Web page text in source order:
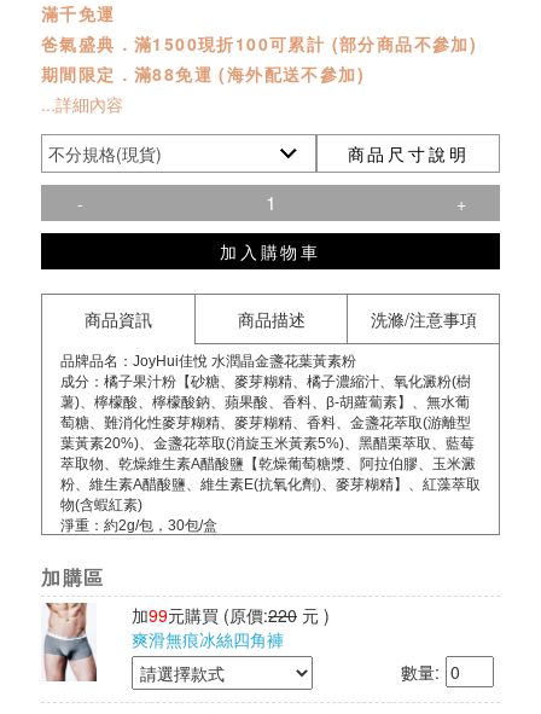
滿千免運
爸氣盛典．滿1500現折100可累計 (部分商品不參加)
期間限定．滿88免運 (海外配送不參加)
...詳細內容
商品尺寸說明
-
+
加入購物車
商品資訊 商品描述 洗滌/注意事項
品牌品名：JoyHui佳悅 水潤晶金盞花葉黃素粉
成分：橘子果汁粉【砂糖、麥芽糊精、橘子濃縮汁、氧化澱粉(樹
薯)、檸檬酸、檸檬酸鈉、蘋果酸、香料、β-胡蘿蔔素】、無水葡
萄糖、難消化性麥芽糊精、麥芽糊精、香料、金盞花萃取(游離型
葉黃素20%)、金盞花萃取(消旋玉米黃素5%)、黑醋栗萃取、藍莓
萃取物、乾燥維生素A醋酸鹽【乾燥葡萄糖漿、阿拉伯膠、玉米澱
粉、維生素A醋酸鹽、維生素E(抗氧化劑)、麥芽糊精】、紅藻萃取
物(含蝦紅素)
淨重：約2g/包，30包/盒
投保內容：已投保富邦產品責任險2000萬元
其他檢驗：經SGS、HACCP、ISO 22000檢驗通過
有效期限：依包裝所示
保存期限：2年(未開封)
產地：台灣
加購區
加99元購買 (原價:220 元 )
爽滑無痕冰絲四角褲
數量: